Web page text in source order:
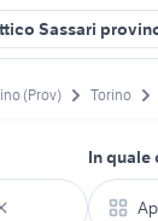
Sassari
(Prov) Torino
In quale